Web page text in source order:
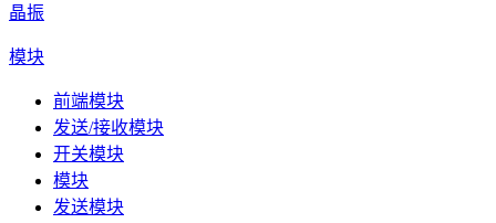
晶振
模块
前端模块
发送/接收模块
开关模块
模块
发送模块